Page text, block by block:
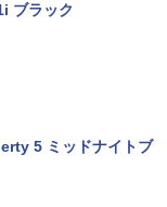
ブラック
5 ミッドナイトブ